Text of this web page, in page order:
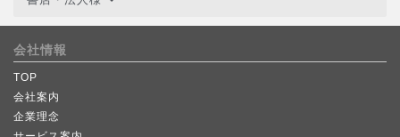
会社情報
TOP
会社案内
企業理念